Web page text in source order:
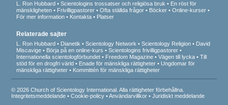
L. Ron Hubbard Scientologins trossatser och religiösa bruk
En röst för
mänskligheten
Frivilligpastorer Ofta ställda frågor Böcker
Online-kurser
För mer information
Kontakta Platser
Relaterade sajter
L. Ron Hubbard Dianetik Scientology Network Scientology Religion
David
Miscavige
Börja på en online-kurs
Scientologins frivilligpastorer
Internationella scientologförbundet
Freedom Magazine Vägen till lycka
Till
stöd för en drogfri värld
Enade för mänskliga rättigheter
Ungdomar för
mänskliga rättigheter
Kommittén för mänskliga rättigheter
© 2026 Church of Scientology International. Alla rättigheter förbehållna.
Integritetsmeddelande •Cookie-policy •Användarvillkor •Juridiskt meddelande